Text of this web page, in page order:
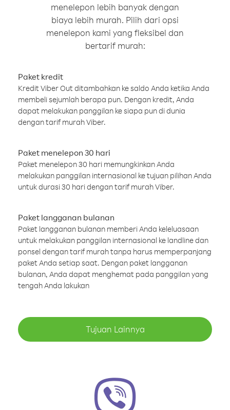
menelepon lebih banyak dengan
biaya lebih murah. Pilih dari opsi
menelepon kami yang fleksibel dan
bertarif murah:
Paket kredit
Kredit Viber Out ditambahkan ke saldo Anda ketika Anda
membeli sejumlah berapa pun. Dengan kredit, Anda
dapat melakukan panggilan ke siapa pun di dunia
dengan tarif murah Viber.
Paket menelepon 30 hari
Paket menelepon 30 hari memungkinkan Anda
melakukan panggilan internasional ke tujuan pilihan Anda
untuk durasi 30 hari dengan tarif murah Viber.
Paket langganan bulanan
Paket langganan bulanan memberi Anda keleluasaan
untuk melakukan panggilan internasional ke landline dan
ponsel dengan tarif murah tanpa harus memperpanjang
paket Anda setiap saat. Dengan paket langganan
bulanan, Anda dapat menghemat pada panggilan yang
tengah Anda lakukan
Tujuan Lainnya